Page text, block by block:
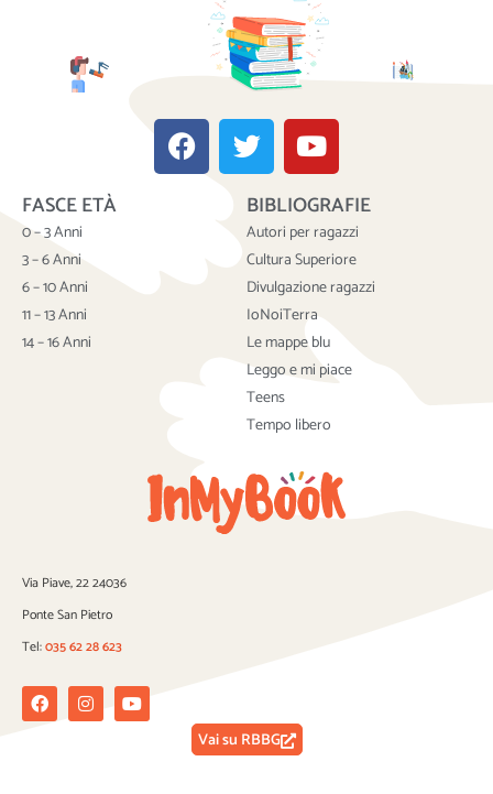
F
a
c
T
w
i
t
t
e
r
Y
o
u
t
u
b
e
FASCE ETÀ
0 – 3 Anni
3 – 6 Anni
6 – 10 Anni
11 – 13 Anni
14 – 16 Anni
BIBLIOGRAFIE
Autori per ragazzi
Cultura Superiore
Divulgazione ragazzi
IoNoiTerra
Le mappe blu
Leggo e mi piace
Teens
Tempo libero
Via Piave, 22 24036
Ponte San Pietro
Tel:035 62 28 623
FacebookInstagramYoutube
Vai su RBBG